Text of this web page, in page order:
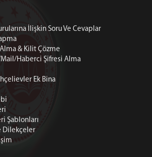
İlişkin Soru Ve Cevaplar
& Kilit Çözme
Haberci Şifresi Alma
Ek Bina
Şablonları
Dilekçeler